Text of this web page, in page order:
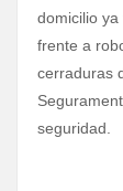
domicilio
frente a
cerraduras
seguridad.